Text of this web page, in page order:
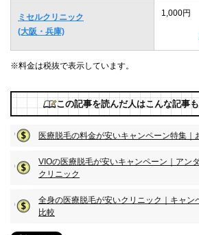
ミセルクリニック
(大阪・兵庫)
1,000円
※料金は税抜で表示しています。
この記事を読んだ人はこんな記事も
医療脱毛の料金が安いキャンペーン特集｜
VIOの医療脱毛が安いキャンペーン｜アン
クリニック
全身の医療脱毛が安いクリニック｜キャン
比較